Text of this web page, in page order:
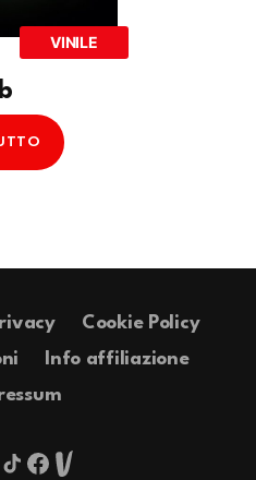
VINILE
Cookie Policy
Info affiliazione